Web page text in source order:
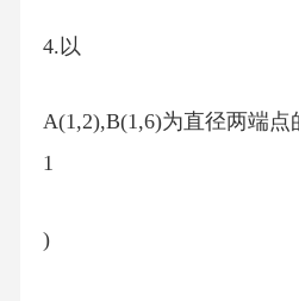
4.以
A(1,2),B(1,6)为直径两端
1
)